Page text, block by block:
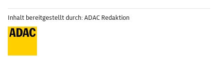
Inhalt bereitgestellt durch: ADAC Redaktion